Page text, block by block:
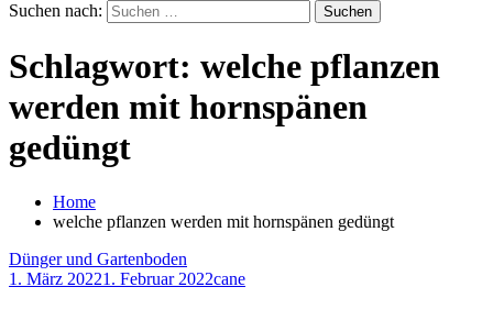
Suchen nach:
Schlagwort: welche pflanzen
werden mit hornspänen
gedüngt
Home
welche pflanzen werden mit hornspänen gedüngt
Dünger und Gartenboden
1. März 20221. Februar 2022cane